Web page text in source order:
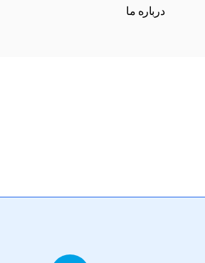
درباره ما